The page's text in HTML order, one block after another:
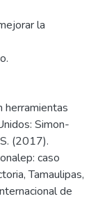
la
herramientas
Simon-
(2017).
caso
Tamaulipas,
de